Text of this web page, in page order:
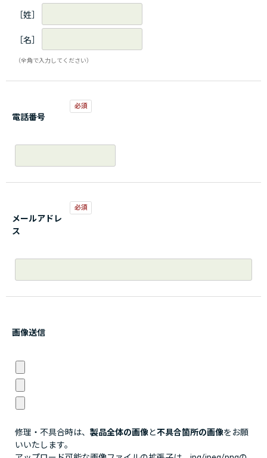
［姓］
［名］
（全角で入力してください）
電話番号
メールアドレ
ス
画像送信
修理・不具合時は、 製品全体の画像と不具合箇所の画像をお願
いいたします。